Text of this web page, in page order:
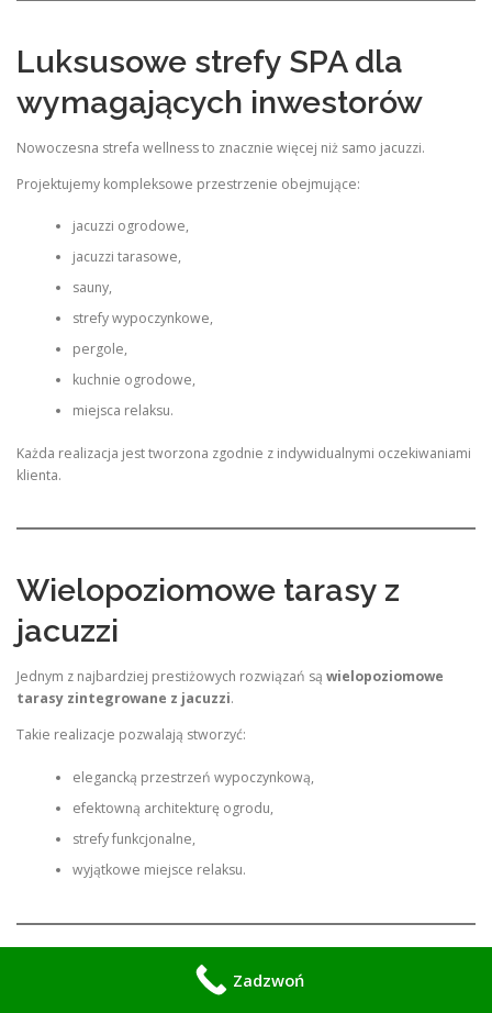
Luksusowe strefy SPA dla
wymagających inwestorów
Nowoczesna strefa wellness to znacznie więcej niż samo jacuzzi.
Projektujemy kompleksowe przestrzenie obejmujące:
jacuzzi ogrodowe,
jacuzzi tarasowe,
sauny,
strefy wypoczynkowe,
pergole,
kuchnie ogrodowe,
miejsca relaksu.
Każda realizacja jest tworzona zgodnie z indywidualnymi oczekiwaniami
klienta.
Wielopoziomowe tarasy z
jacuzzi
Jednym z najbardziej prestiżowych rozwiązań są wielopoziomowe
tarasy zintegrowane z jacuzzi.
Takie realizacje pozwalają stworzyć:
elegancką przestrzeń wypoczynkową,
efektowną architekturę ogrodu,
strefy funkcjonalne,
wyjątkowe miejsce relaksu.
Projektowanie Zadzwoń